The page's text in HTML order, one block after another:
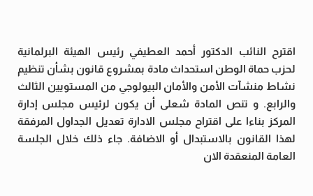
اقترح النائب الدكتور أحمد العطيفي رئيس الهيئة البرلمانية
لحزب حماة الوطن استحداث مادة بمشروع قانون بشأن تنظيم
نشاط منشآت الأمن والأمان البيولوجي من المستويين الثالث
والرابع. و تنص المادة شعلى أن يكون لرئيس مجلس إدارة
المركز بناءا على اقتراح مجلس الادارة تعديل الجداول المرفقة
لهذا القانون بالاستبدال أو الاضافة. جاء ذلك خلال الجلسة
العامة المنعقدة الان